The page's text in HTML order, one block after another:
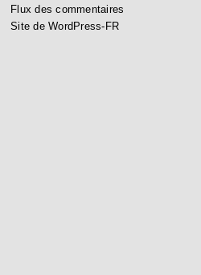
Flux des commentaires
Site de WordPress-FR